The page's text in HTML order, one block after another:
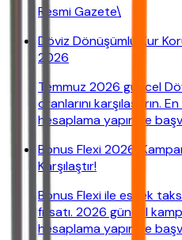
Resmi Gazete\
Döviz Dönüşümlü Kur
2026
Temmuz 2026 güncel
oranlarını karşılaştırın.
hesaplama yapın ve
Bonus Flexi 2026:
Karşılaştır!
Bonus Flexi ile esnek
fırsatı. 2026 güncel
hesaplama yapın ve